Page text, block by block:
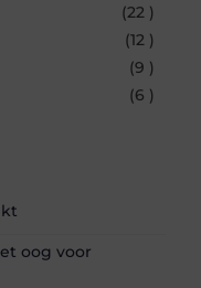
(22 )
(12 )
(9 )
(6 )
oog voor